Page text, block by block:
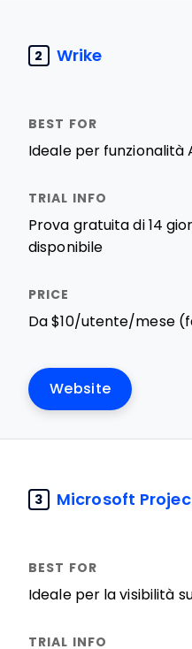
2 Wrike
Ideale per funzionalità
Prova gratuita di 14
disponibile
Da $10/utente/mese
Website
3 Microsoft
Ideale per la visibilità